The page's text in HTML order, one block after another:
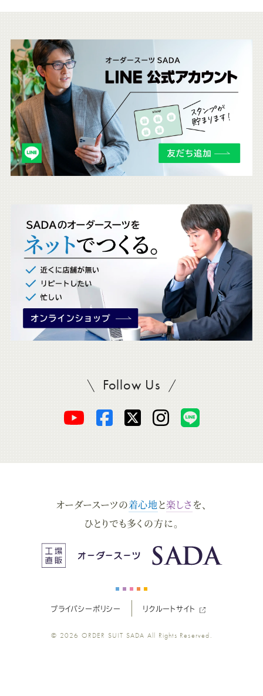
こ
ち
ら
も
チ
ェ
Follow UsSADAをフォロー
オ
ー
ス
ツ
オ
ー
ス
ー
オ
ー
ス
ー
ツ
オ
ー
ス
ツ
ス
ツ
オーダースーツの着心地と楽しさ を、
ひとりでも多くの方に。
プライバシーポリシー リクルートサイト
© 2026 ORDER SUIT SADA All Rights Reserved.